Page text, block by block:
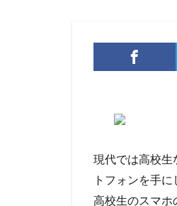
現代では高校生
トフォンを手
高校生のスマホ